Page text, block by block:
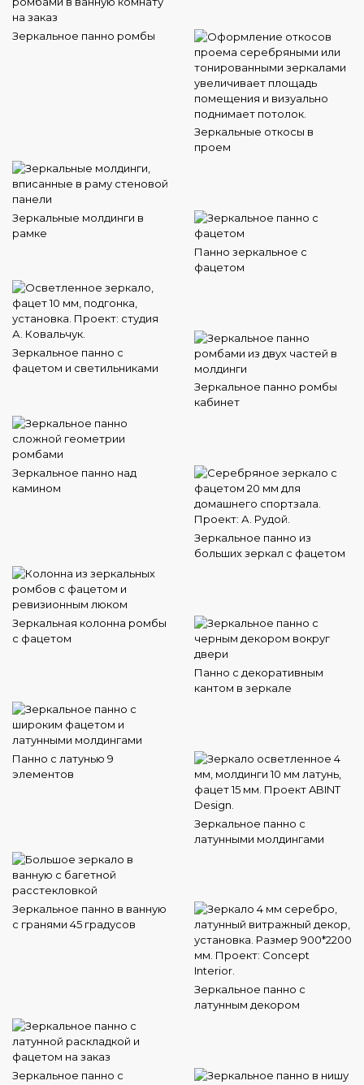
Зеркальное панно ромбы
Зеркальные откосы в
проем
Зеркальные молдинги в
рамке
Панно зеркальное с
фацетом
Зеркальное панно с
фацетом и светильниками
Зеркальное панно ромбы
кабинет
Зеркальное панно над
камином
Зеркальное панно из
больших зеркал с фацетом
Зеркальная колонна ромбы
с фацетом
Панно с декоративным
кантом в зеркале
Панно с латунью 9
элементов
Зеркальное панно с
латунными молдингами
Зеркальное панно в ванную
с гранями 45 градусов
Зеркальное панно с
латунным декором
Зеркальное панно с